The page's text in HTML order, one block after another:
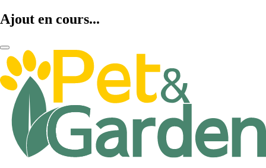
Ajout en cours...